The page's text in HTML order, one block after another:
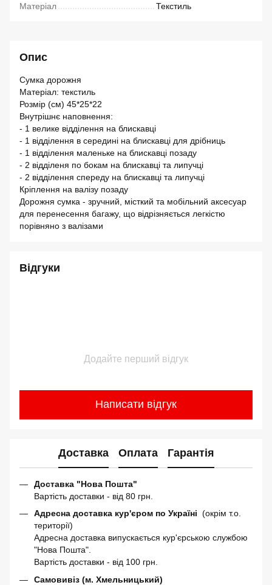
Матеріал Текстиль
Опис
Сумка дорожня
Матеріал: текстиль
Розмір (см) 45*25*22
Внутрішнє наповнення:
- 1 велике відділення на блискавці
- 1 відділення в середині на блискавці для дрібниць
- 1 відділення маленьке на блискавці позаду
- 2 відділеня по бокам на блискавці та липучці
- 2 відділення спереду на блискавці та липучці
Кріплення на валізу позаду
Дорожня сумка - зручний, місткий та мобільний аксесуар
для перенесення багажу, що відрізняється легкістю
порівняно з валізами
Відгуки
Додайте перший відгук
Написати відгук
Доставка Оплата Гарантія
Доставка "Нова Пошта"
Вартість доставки - від 80 грн.
Адресна доставка кур'єром по Україні (окрім т.о.
території)
Адресна доставка випускається кур'єрською службою
"Нова Пошта".
Вартість доставки - від 100 грн.
Самовивіз (м. Хмельницький)